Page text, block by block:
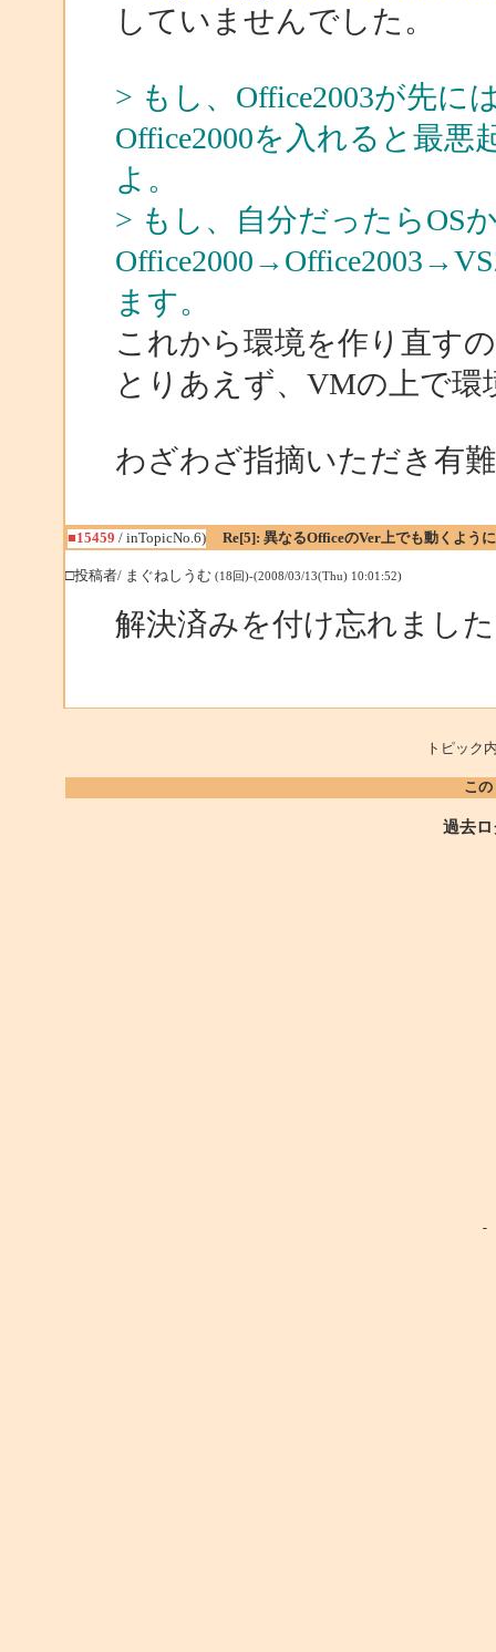
していませんでした。
> もし、Office2003が先に
Office2000を入れると最
よ。
> もし、自分だったらOS
ます。
これから環境を作り直す
とりあえず、VMの上で
わざわざ指摘いただき有
■15459 / inTopicNo.6) Re[5]: 異なるOfficeのVer上でも動くよう
□投稿者/ まぐねしうむ (18回)-(2008/03/13(Thu) 10:01:52)
解決済みを付け忘れまし
トピッ
こ
過去